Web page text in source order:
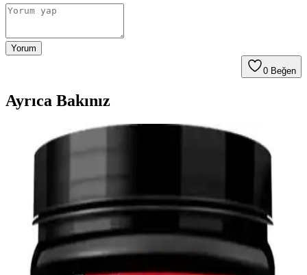
Yorum
0 Beğen
Ayrıca Bakınız
Hardline Progainer 1406 gr Karbonhidrat Tozu
Sporcular ve Vücut Geliştirme İçin Performans
Destekleyici
Hardline Progainer 1406 gr, yüksek kalorili karbonhidrat ve protein
içeriğiyle sporcuların kas gelişimini ve performansını destekler,
vitamin ve mineral takviyesi sağlar.
Hardline Nutrition Whey 3 Matrıx Çilek 2300 Gr:
Yüksek Proteinli Sporcu Takviyesi